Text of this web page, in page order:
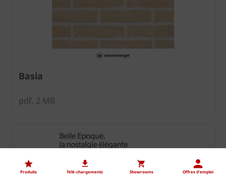
Basia
pdf, 2 MB
Produits Télé-chargements Showrooms Offres d'emploi